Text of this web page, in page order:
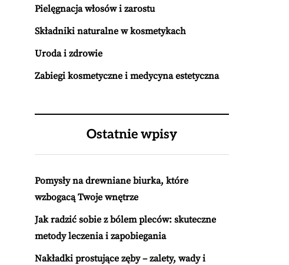
Pielęgnacja włosów i zarostu
Składniki naturalne w kosmetykach
Uroda i zdrowie
Zabiegi kosmetyczne i medycyna estetyczna
Ostatnie wpisy
Pomysły na drewniane biurka, które
wzbogacą Twoje wnętrze
Jak radzić sobie z bólem pleców: skuteczne
metody leczenia i zapobiegania
Nakładki prostujące zęby – zalety, wady i